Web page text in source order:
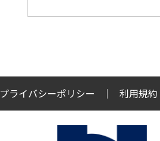
プライバシーポリシー 利用規約